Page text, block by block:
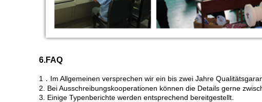
6.FAQ
1．Im Allgemeinen versprechen wir ein bis zwei Jahre
2. Bei Ausschreibungskooperationen können die Details gerne
3. Einige Typenberichte werden entsprechend bereitgestellt.